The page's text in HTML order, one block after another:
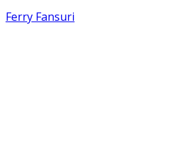
Ferry Fansuri